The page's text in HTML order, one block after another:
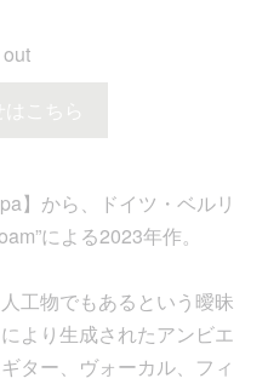
はこちら
】から、ドイツ・ベルリ
による2023年作。
工物でもあるという曖昧
より生成されたアンビエ
ター、ヴォーカル、フィ